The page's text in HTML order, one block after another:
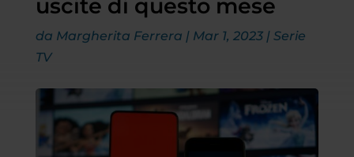
uscite di questo mese
da Margherita Ferrera | Mar 1, 2023| Serie
TV